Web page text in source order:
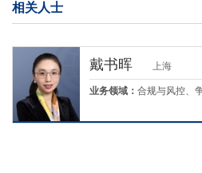
相关人士
戴书晖 上海
业务领域： 合规与风控、